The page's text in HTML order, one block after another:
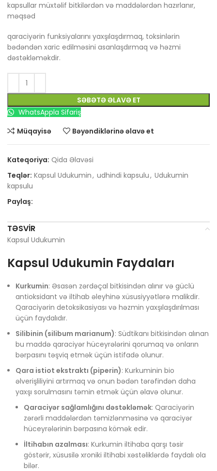
kapsullar müxtəlif bitkilərdən və maddələrdən hazırlanır,
məqsəd
qaraciyərin funksiyalarını yaxşılaşdırmaq, toksinlərin
bədəndən xaric edilməsini asanlaşdırmaq və həzmi
dəstəkləməkdir.
SƏBƏTƏ ƏLAVƏ ET
WhatsAppla Sifariş
Müqayisə
Bəyəndiklərinə əlavə et
Kateqoriya: Qida Əlavəsi
Teqlər: Kapsul Udukumin, udhindi kapsulu, Udukumin
kapsulu
Paylaş:
TƏSVIR
Kapsul Udukumin
Kapsul Udukumin Faydaları
Kurkumin: Əsasən zərdəçal bitkisindən alınır və güclü
antioksidant və iltihab əleyhinə xüsusiyyətlərə malikdir.
Qaraciyərin detoksikasiyası və həzmin yaxşılaşdırılması
üçün faydalıdır.
Silibinin (silibum marianum): Südtikanı bitkisindən alınan
bu maddə qaraciyər hüceyrələrini qorumaq və onların
bərpasını təşviq etmək üçün istifadə olunur.
Qara istiot ekstraktı (piperin): Kurkuminin bio
əlverişliliyini artırmaq və onun bədən tərəfindən daha
yaxşı sorulmasını təmin etmək üçün əlavə olunur.
Qaraciyər sağlamlığını dəstəkləmək: Qaraciyərin
zərərli maddələrdən təmizlənməsinə və qaraciyər
hüceyrələrinin bərpasına kömək edir.
İltihabın azalması: Kurkumin iltihaba qarşı təsir
göstərir, xüsusilə xroniki iltihabi xəstəliklərdə faydalı ola
bilər.